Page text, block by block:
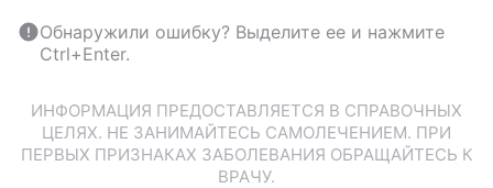
Обнаружили ошибку? Выделите ее и нажмите
Ctrl+Enter.
ИНФОРМАЦИЯ ПРЕДОСТАВЛЯЕТСЯ В СПРАВОЧНЫХ
ЦЕЛЯХ. НЕ ЗАНИМАЙТЕСЬ САМОЛЕЧЕНИЕМ. ПРИ
ПЕРВЫХ ПРИЗНАКАХ ЗАБОЛЕВАНИЯ ОБРАЩАЙТЕСЬ К
ВРАЧУ.